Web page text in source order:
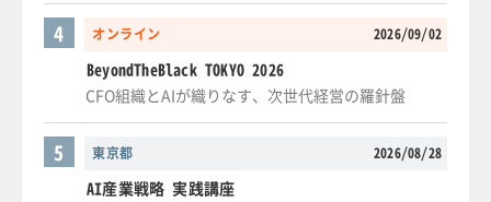
オンライン 2026/09/02
4
BeyondTheBlack TOKYO 2026
CFO組織とAIが織りなす、次世代経営の羅針盤
東京都 2026/08/28
5
AI産業戦略 実践講座